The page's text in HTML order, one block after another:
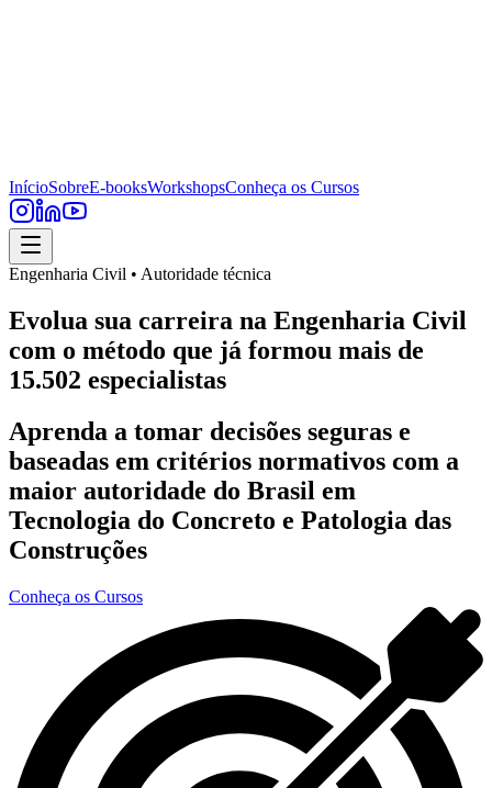
InícioSobreE-booksWorkshopsConheça os Cursos
Engenharia Civil • Autoridade técnica
Evolua sua carreira na Engenharia Civil
com o método que já formou mais de
15.502 especialistas
Aprenda a tomar decisões seguras e
baseadas em critérios normativos com a
maior autoridade do Brasil em
Tecnologia do Concreto e Patologia das
Construções
Conheça os Cursos